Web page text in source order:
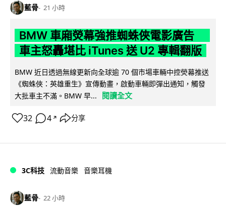
藍骨 21 小時
BMW 車廂熒幕強推蜘蛛俠電影廣告
車主怒轟堪比 iTunes 送 U2 專輯翻版
BMW 近日透過無線更新向全球逾 70 個市場車輛中控熒幕推送
《蜘蛛俠：英雄重生》宣傳動畫，啟動車輛即彈出通知，觸發
大批車主不滿。BMW 早...
閱讀全文
32 4 ↗ 分享
3C科技 流動音樂 音樂耳機
藍骨 22 小時